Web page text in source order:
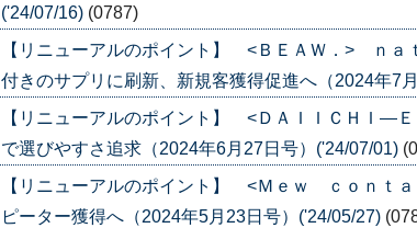
('24/07/16) (0787)
【リニューアルのポイント】 <ＢＥＡＷ．> ｎ
付きのサプリに刷新、新規客獲得促進へ（2024年7
【リニューアルのポイント】 <ＤＡＩＩＣＨＩ―
で選びやすさ追求（2024年6月27日号）('24/07/01)
【リニューアルのポイント】 <Ｍｅｗ ｃｏｎｔ
ピーター獲得へ（2024年5月23日号）('24/05/27)